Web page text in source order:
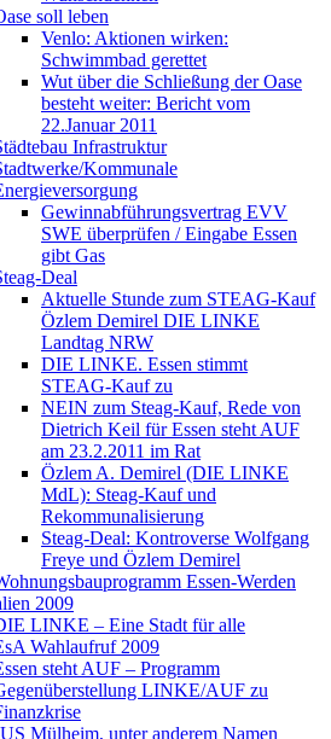
soll leben
Venlo: Aktionen wirken:
Schwimmbad gerettet
Wut über die Schließung der Oase
besteht weiter: Bericht vom
22.Januar 2011
Infrastruktur
Kommunale
Gewinnabführungsvertrag EVV
SWE überprüfen / Eingabe Essen
gibt Gas
Deal
Aktuelle Stunde zum STEAG-Kauf
Özlem Demirel DIE LINKE
Landtag NRW
DIE LINKE. Essen stimmt
STEAG-Kauf zu
NEIN zum Steag-Kauf, Rede von
Dietrich Keil für Essen steht AUF
am 23.2.2011 im Rat
Özlem A. Demirel (DIE LINKE
MdL): Steag-Kauf und
Rekommunalisierung
Steag-Deal: Kontroverse Wolfgang
Freye und Özlem Demirel
Essen-Werden
2009
LINKE – Eine Stadt für alle
Wahlaufruf 2009
steht AUF – Programm
LINKE/AUF zu
Mülheim, unter anderem Namen